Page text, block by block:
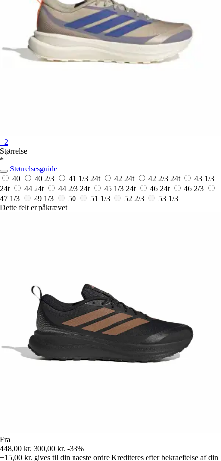
+2
Størrelse
*
Størrelsesguide
40
40 2/3 41 1/3 24t 42 24t 42 2/3 24t
43 1/3
24t
44 24t 44 2/3 24t 45 1/3 24t 46 24t
46 2/3
47 1/3
49 1/3 50 51 1/3 52 2/3
53 1/3
Dette felt er påkrævet
Fra
448,00 kr. 300,00 kr. -33%
+15,00 kr. gives til din naeste ordre Krediteres efter bekraeftelse af din